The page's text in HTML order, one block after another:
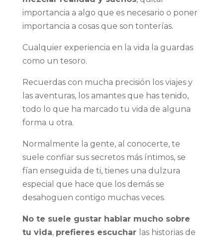
importancia a algo que es necesario o poner
importancia a cosas que son tonterías.
Cualquier experiencia en la vida la guardas
como un tesoro.
Recuerdas con mucha precisión los viajes y
las aventuras, los amantes que has tenido,
todo lo que ha marcado tu vida de alguna
forma u otra.
Normalmente la gente, al conocerte, te
suele confiar sus secretos más íntimos, se
fían enseguida de ti, tienes una dulzura
especial que hace que los demás se
desahoguen contigo muchas veces.
No te suele gustar hablar mucho sobre
tu vida, prefieres escuchar las historias de